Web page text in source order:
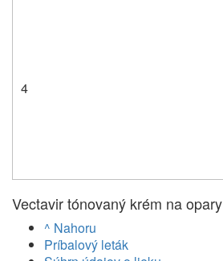
4
Vectavir tónovaný krém na opary
^ Nahoru
Príbalový leták